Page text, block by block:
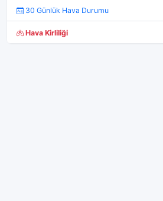
30 Günlük Hava Durumu
Hava Kirliliği